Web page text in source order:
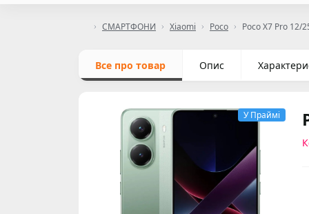
СМАРТФОНИ Xiaomi Poco Poco X7 Pro 12/
Все про товар Опис
У Праймі